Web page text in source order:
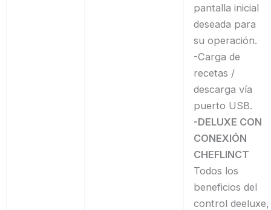
pantalla inicial
deseada para
su operación.
-Carga de
recetas /
descarga vía
puerto USB.
-DELUXE CON
CONEXIÓN
CHEFLINCT
Todos los
beneficios del
control deeluxe,